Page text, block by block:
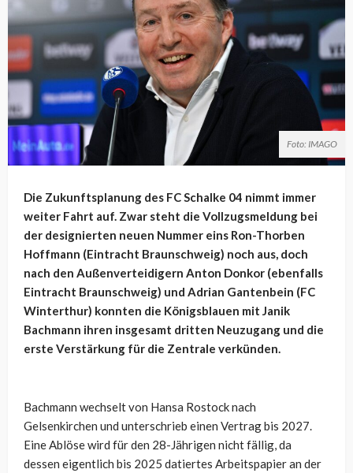
Foto: IMAGO
Die Zukunftsplanung des FC Schalke 04 nimmt immer
weiter Fahrt auf. Zwar steht die Vollzugsmeldung bei
der designierten neuen Nummer eins Ron-Thorben
Hoffmann (Eintracht Braunschweig) noch aus, doch
nach den Außenverteidigern Anton Donkor (ebenfalls
Eintracht Braunschweig) und Adrian Gantenbein (FC
Winterthur) konnten die Königsblauen mit Janik
Bachmann ihren insgesamt dritten Neuzugang und die
erste Verstärkung für die Zentrale verkünden.
Bachmann wechselt von Hansa Rostock nach
Gelsenkirchen und unterschrieb einen Vertrag bis 2027.
Eine Ablöse wird für den 28-Jährigen nicht fällig, da
dessen eigentlich bis 2025 datiertes Arbeitspapier an der